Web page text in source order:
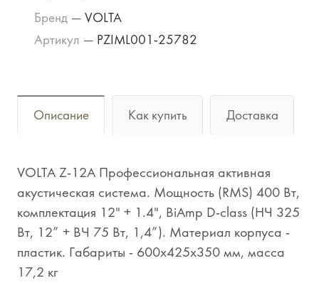
Бренд — VOLTA
Артикул — PZIML001-25782
Описание Как купить Доставка
VOLTA Z-12A Профессиональная активная
акустическая система. Мощность (RMS) 400 Вт,
комплектация 12" + 1.4", BiAmp D-class (НЧ 325
Вт, 12” + ВЧ 75 Вт, 1,4”). Материал корпуса -
пластик. Габариты - 600х425х350 мм, масса
17,2 кг